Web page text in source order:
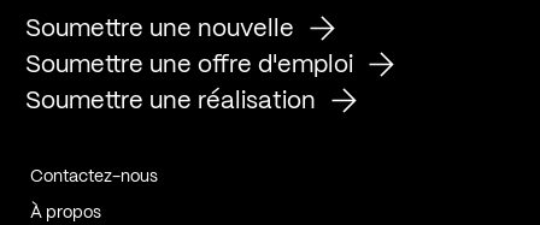
Soumettre une nouvelle
Soumettre une offre d'emploi
Soumettre une réalisation
Contactez-nous
À propos